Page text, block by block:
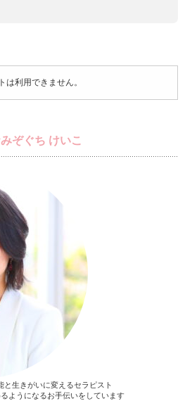
は利用できません。
ぞぐち けいこ
と生きがいに変えるセラピスト
ようになるお手伝いをしています